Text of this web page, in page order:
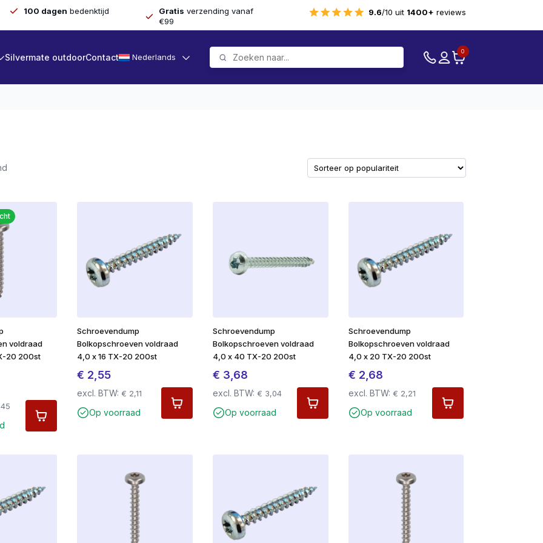
100 dagen bedenktijd Gratis verzending vanaf
€99
9.6/10 uit 1400+ reviews
Silvermate outdoorContact Nederlands
0
Gesorteerd
voldraad
20 200st
Schroevendump
Bolkopschroeven voldraad
4,0 x 16 TX-20 200st
€ 2,55
excl. BTW: € 2,11
Op voorraad
Schroevendump
Bolkopschroeven voldraad
4,0 x 40 TX-20 200st
€ 3,68
excl. BTW: € 3,04
Op voorraad
Schroevendump
Bolkopschroeven voldraad
4,0 x 20 TX-20 200st
€ 2,68
excl. BTW: € 2,21
Op voorraad